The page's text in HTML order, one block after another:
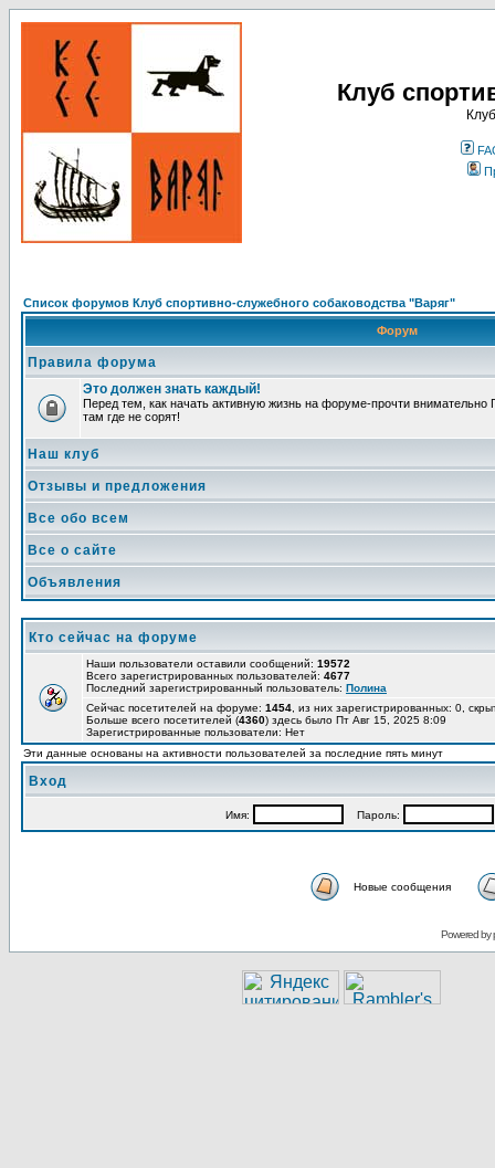
Клуб
Список форумов Клуб спортивно-служебного собаководства "Варяг"
Форум
Правила форума
Это должен знать каждый!
Перед тем, как начать активную жизнь на форуме-прочти
там где не сорят!
Наш клуб
Отзывы и предложения
Все обо всем
Все о сайте
Объявления
Кто сейчас на форуме
Наши пользователи оставили сообщений: 19572
Всего зарегистрированных пользователей: 4677
Последний зарегистрированный пользователь: Полина
Сейчас посетителей на форуме: 1454 , из них зарегистрированных: 0,
Больше всего посетителей (4360) здесь было Пт Авг 15, 2025 8:09
Зарегистрированные пользователи: Нет
Эти данные основаны на активности пользователей за последние пять минут
Вход
Имя: Пароль:
Новые сообщения
Powered by